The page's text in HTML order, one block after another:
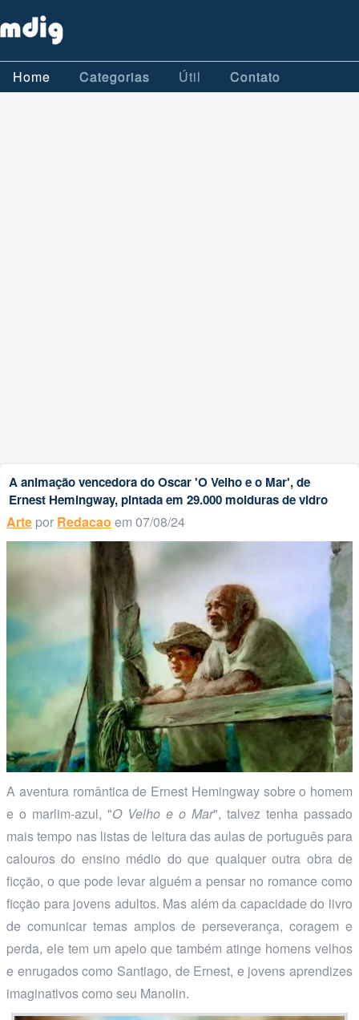
Home Categorias Útil Contato
A animação vencedora do Oscar 'O Velho e o Mar', de
Ernest Hemingway, pintada em 29.000 molduras de vidro
Arte por Redacao em 07/08/24
A aventura romântica de Ernest Hemingway sobre o homem
e o marlim-azul, "O Velho e o Mar", talvez tenha passado
mais tempo nas listas de leitura das aulas de português para
calouros do ensino médio do que qualquer outra obra de
ficção, o que pode levar alguém a pensar no romance como
ficção para jovens adultos. Mas além da capacidade do livro
de comunicar temas amplos de perseverança, coragem e
perda, ele tem um apelo que também atinge homens velhos
e enrugados como Santiago, de Ernest, e jovens aprendizes
imaginativos como seu Manolin.